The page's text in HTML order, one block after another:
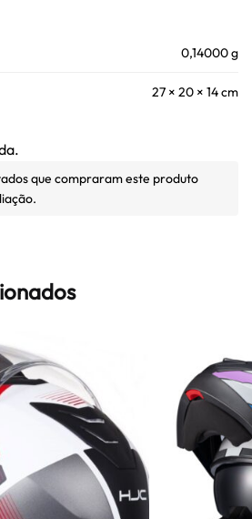
0,14000 g
27 × 20 × 14 cm
que compraram este produto